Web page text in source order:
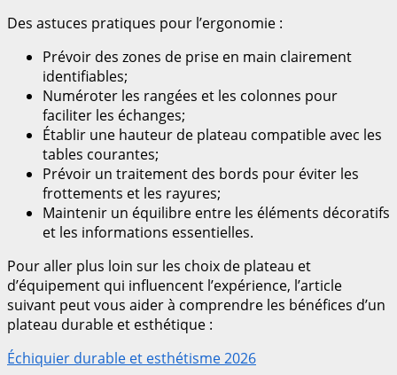
Des astuces pratiques pour l’ergonomie :
Prévoir des zones de prise en main clairement
identifiables;
Numéroter les rangées et les colonnes pour
faciliter les échanges;
Établir une hauteur de plateau compatible avec les
tables courantes;
Prévoir un traitement des bords pour éviter les
frottements et les rayures;
Maintenir un équilibre entre les éléments décoratifs
et les informations essentielles.
Pour aller plus loin sur les choix de plateau et
d’équipement qui influencent l’expérience, l’article
suivant peut vous aider à comprendre les bénéfices d’un
plateau durable et esthétique :
Échiquier durable et esthétisme 2026